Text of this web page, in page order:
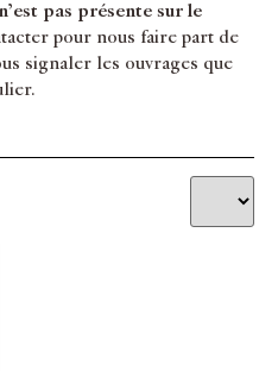
pas présente sur le
pour nous faire part de
signaler les ouvrages que